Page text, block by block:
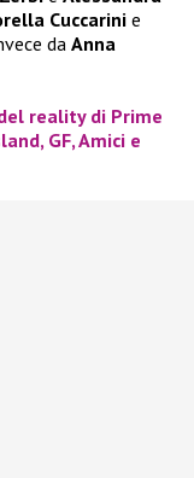
Cuccarinie
da Anna
reality di Prime
GF, Amici e